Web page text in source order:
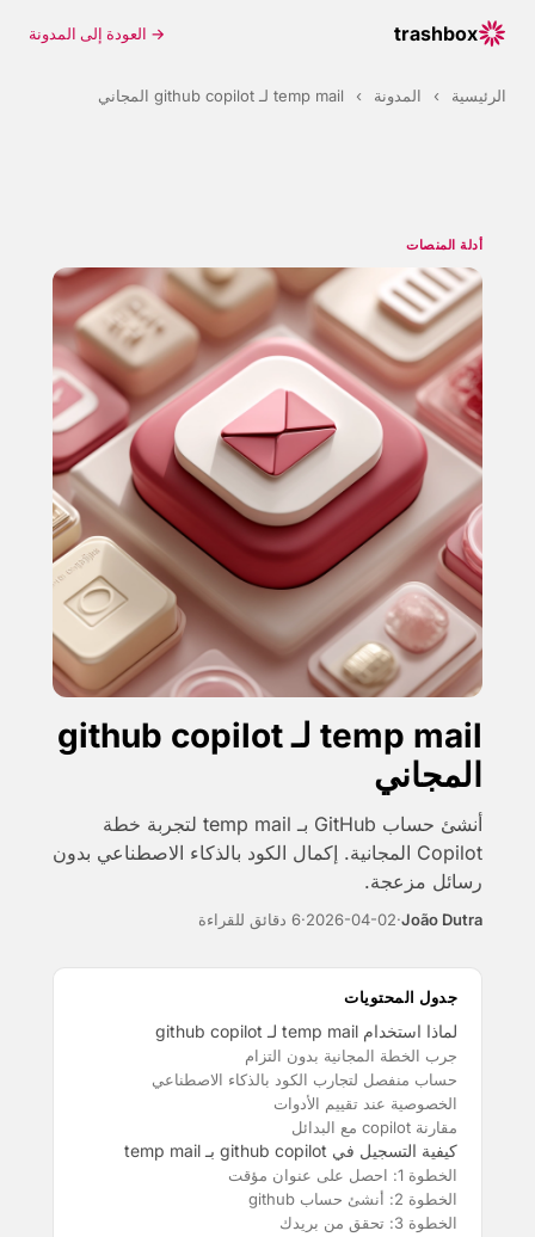
trashbox → العودة إلى المدونة
الرئيسية › المدونة › temp mail لـ github copilot المجاني
أدلة المنصات
temp mail لـ github copilot
المجاني
أنشئ حساب GitHub بـ temp mail لتجربة خطة
Copilot المجانية. إكمال الكود بالذكاء الاصطناعي بدون
رسائل مزعجة.
João Dutra
·
2026-04-02
·6 دقائق للقراءة
جدول المحتويات
لماذا استخدام temp mail لـ github copilot
جرب الخطة المجانية بدون التزام
حساب منفصل لتجارب الكود بالذكاء الاصطناعي
الخصوصية عند تقييم الأدوات
مقارنة copilot مع البدائل
كيفية التسجيل في github copilot بـ temp mail
الخطوة 1: احصل على عنوان مؤقت
الخطوة 2: أنشئ حساب github
الخطوة 3: تحقق من بريدك